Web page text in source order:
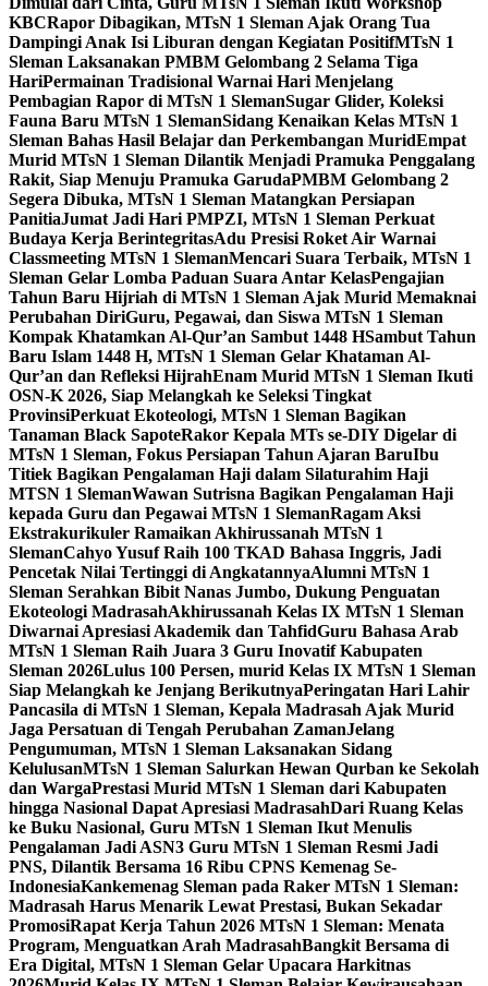
KBCRapor Dibagikan, MTsN 1 Sleman Ajak Orang Tua
Dampingi Anak Isi Liburan dengan Kegiatan PositifMTsN 1
Sleman Laksanakan PMBM Gelombang 2 Selama Tiga
HariPermainan Tradisional Warnai Hari Menjelang
Pembagian Rapor di MTsN 1 SlemanSugar Glider, Koleksi
Fauna Baru MTsN 1 SlemanSidang Kenaikan Kelas MTsN 1
Sleman Bahas Hasil Belajar dan Perkembangan MuridEmpat
Murid MTsN 1 Sleman Dilantik Menjadi Pramuka Penggalang
Rakit, Siap Menuju Pramuka GarudaPMBM Gelombang 2
Segera Dibuka, MTsN 1 Sleman Matangkan Persiapan
PanitiaJumat Jadi Hari PMPZI, MTsN 1 Sleman Perkuat
Budaya Kerja BerintegritasAdu Presisi Roket Air Warnai
Classmeeting MTsN 1 SlemanMencari Suara Terbaik, MTsN 1
Sleman Gelar Lomba Paduan Suara Antar KelasPengajian
Tahun Baru Hijriah di MTsN 1 Sleman Ajak Murid Memaknai
Perubahan DiriGuru, Pegawai, dan Siswa MTsN 1 Sleman
Kompak Khatamkan Al-Qur’an Sambut 1448 HSambut Tahun
Baru Islam 1448 H, MTsN 1 Sleman Gelar Khataman Al-
Qur’an dan Refleksi HijrahEnam Murid MTsN 1 Sleman Ikuti
OSN-K 2026, Siap Melangkah ke Seleksi Tingkat
ProvinsiPerkuat Ekoteologi, MTsN 1 Sleman Bagikan
Tanaman Black SapoteRakor Kepala MTs se-DIY Digelar di
MTsN 1 Sleman, Fokus Persiapan Tahun Ajaran BaruIbu
Titiek Bagikan Pengalaman Haji dalam Silaturahim Haji
MTSN 1 SlemanWawan Sutrisna Bagikan Pengalaman Haji
kepada Guru dan Pegawai MTsN 1 SlemanRagam Aksi
Ekstrakurikuler Ramaikan Akhirussanah MTsN 1
SlemanCahyo Yusuf Raih 100 TKAD Bahasa Inggris, Jadi
Pencetak Nilai Tertinggi di AngkatannyaAlumni MTsN 1
Sleman Serahkan Bibit Nanas Jumbo, Dukung Penguatan
Ekoteologi MadrasahAkhirussanah Kelas IX MTsN 1 Sleman
Diwarnai Apresiasi Akademik dan TahfidGuru Bahasa Arab
MTsN 1 Sleman Raih Juara 3 Guru Inovatif Kabupaten
Sleman 2026Lulus 100 Persen, murid Kelas IX MTsN 1 Sleman
Siap Melangkah ke Jenjang BerikutnyaPeringatan Hari Lahir
Pancasila di MTsN 1 Sleman, Kepala Madrasah Ajak Murid
Jaga Persatuan di Tengah Perubahan ZamanJelang
Pengumuman, MTsN 1 Sleman Laksanakan Sidang
KelulusanMTsN 1 Sleman Salurkan Hewan Qurban ke Sekolah
dan WargaPrestasi Murid MTsN 1 Sleman dari Kabupaten
hingga Nasional Dapat Apresiasi MadrasahDari Ruang Kelas
ke Buku Nasional, Guru MTsN 1 Sleman Ikut Menulis
Pengalaman Jadi ASN3 Guru MTsN 1 Sleman Resmi Jadi
PNS, Dilantik Bersama 16 Ribu CPNS Kemenag Se-
IndonesiaKankemenag Sleman pada Raker MTsN 1 Sleman:
Madrasah Harus Menarik Lewat Prestasi, Bukan Sekadar
PromosiRapat Kerja Tahun 2026 MTsN 1 Sleman: Menata
Program, Menguatkan Arah MadrasahBangkit Bersama di
Era Digital, MTsN 1 Sleman Gelar Upacara Harkitnas